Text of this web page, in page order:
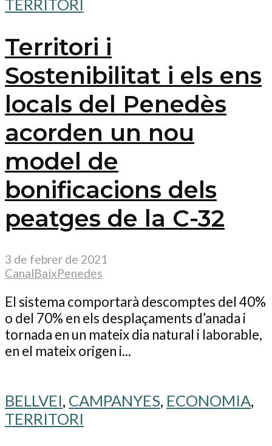
TERRITORI
Territori i
Sostenibilitat i els ens
locals del Penedès
acorden un nou
model de
bonificacions dels
peatges de la C-32
3 de febrer de 2021
CanalBaixPenedes
El sistema comportarà descomptes del 40%
o del 70% en els desplaçaments d’anada i
tornada en un mateix dia natural i laborable,
en el mateix origen i...
BELLVEI, CAMPANYES, ECONOMIA,
TERRITORI